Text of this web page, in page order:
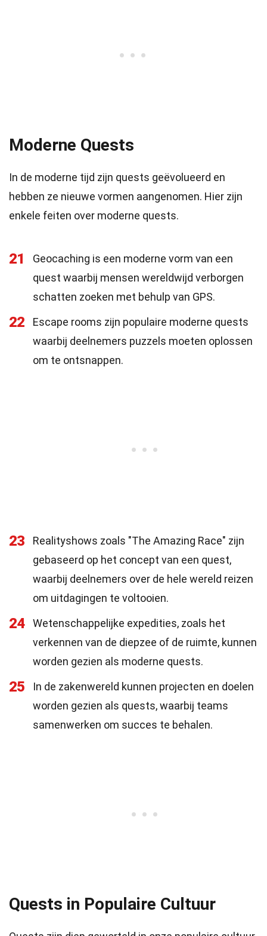
Moderne Quests
In de moderne tijd zijn quests geëvolueerd en
hebben ze nieuwe vormen aangenomen. Hier zijn
enkele feiten over moderne quests.
21
Geocaching is een moderne vorm van een
quest waarbij mensen wereldwijd verborgen
schatten zoeken met behulp van GPS.
22
Escape rooms zijn populaire moderne quests
waarbij deelnemers puzzels moeten oplossen
om te ontsnappen.
23
Realityshows zoals "The Amazing Race" zijn
gebaseerd op het concept van een quest,
waarbij deelnemers over de hele wereld reizen
om uitdagingen te voltooien.
24
Wetenschappelijke expedities, zoals het
verkennen van de diepzee of de ruimte, kunnen
worden gezien als moderne quests.
25
In de zakenwereld kunnen projecten en doelen
worden gezien als quests, waarbij teams
samenwerken om succes te behalen.
Quests in Populaire Cultuur